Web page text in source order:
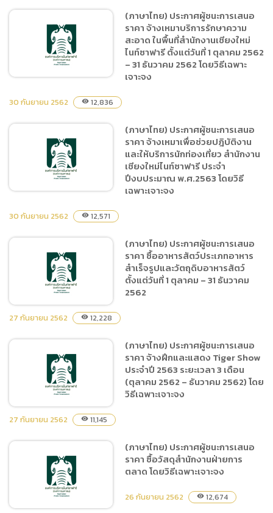
(ภาษาไทย) ประกาศผู้ชนะการ
ภายนอกเพื่อช่วยปฎิบัติหน้าที่
ประจำห้องพยาบาล ของ
สำนักงานเชียงใหม่ไนท์ซาฟารี
ประจำปีงบประมาณ
เจาะจง
(ภาษาไทย) ประกาศผู้ชนะการ
รักษาความสะอาด ในพื้นที่
สำนักงานเชียงใหม่ไนท์ซาฟารี
ตั้งแต่วันที่ 1 ตุลาคม 2562 –
31 ธันวาคม 2562 โดยวิธี
(ภาษาไทย) ประกาศผู้ชนะการเสนอ
ราคา จ้างเหมาบริการรักษาความ
สะอาด ในพื้นที่สำนักงานเชียงใหม่
ไนท์ซาฟารี ตั้งแต่วันที่ 1 ตุลาคม 2562
– 31 ธันวาคม 2562 โดยวิธีเฉพาะ
เจาะจง
30 กันยายน 2562 visibility 12,836
(ภาษาไทย) ประกาศผู้ชนะการ
ปฎิบัติงานและให้บริการนัก
ท่องเที่ยว สำนักงานเชียงใหม่
ไนท์ซาฟารี ประจำ
ปีงบประมาณ พ.ศ.2563 โดย
วิธีเฉพาะเจาะจง
(ภาษาไทย) ประกาศผู้ชนะการเสนอ
ราคา จ้างเหมาเพื่อช่วยปฎิบัติงาน
และให้บริการนักท่องเที่ยว สำนักงาน
เชียงใหม่ไนท์ซาฟารี ประจำ
ปีงบประมาณ พ.ศ.2563 โดยวิธี
เฉพาะเจาะจง
30 กันยายน 2562 visibility 12,571
เสนอราคา ซื้ออาหารสัตว์
ประเภทอาหารสำเร็จรูปและ
วัตถุดิบอาหารสัตว์ ตั้งแต่วันที่
1 ตุลาคม – 31 ธันวาคม 2562
(ภาษาไทย) ประกาศผู้ชนะการเสนอ
ราคา ซื้ออาหารสัตว์ประเภทอาหาร
สำเร็จรูปและวัตถุดิบอาหารสัตว์
ตั้งแต่วันที่ 1 ตุลาคม – 31 ธันวาคม
2562
27 กันยายน 2562 visibility 12,228
เสนอราคา จ้างฝึกและแสดง
Tiger Show ประจำปี 2563
ระยะเวลา 3 เดือน (ตุลาคม
2562 – ธันวาคม 2562) โดย
(ภาษาไทย) ประกาศผู้ชนะการเสนอ
ราคา จ้างฝึกและแสดง Tiger Show
ประจำปี 2563 ระยะเวลา 3 เดือน
(ตุลาคม 2562 – ธันวาคม 2562) โดย
วิธีเฉพาะเจาะจง
27 กันยายน 2562 visibility 11,145
(ภาษาไทย) ประกาศผู้ชนะการเสนอ
ราคา ซื้อวัสดุสำนักงานฝ่ายการ
ตลาด โดยวิธีเฉพาะเจาะจง
26 กันยายน 2562 visibility 12,674